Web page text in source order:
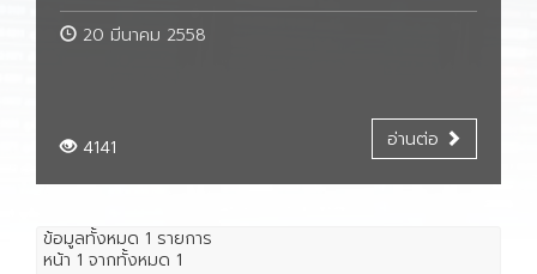
20 มีนาคม 2558
4141 อ่านต่อ
ข้อมูลทั้งหมด 1 รายการ
หน้า 1 จากทั้งหมด 1